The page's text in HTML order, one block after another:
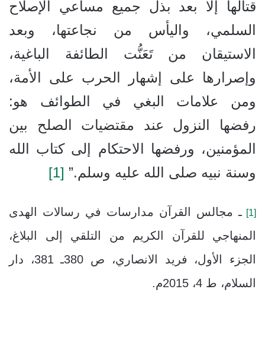
قتالها إلا بعد بذل جميع مساعي الإصلاح
السلمي، واليأس من نجاعتها، وبعد
الاستيقان من تَعَنُّت الطائفة الباغية،
وإصرارها على إشهار الحرب على الأمة،
ومن علامات البغي في الطوائف هو:
رفضها النزول عند مقتضيات الصلح بين
المؤمنين، ورفضها الاحتكام إلى كتاب الله
وسنة نبيه صلى الله عليه وسلم.” [1]
[1]
ـ مجالس القرآن مدارسات في رسالات الهدى
المنهاجي للقرآن الكريم من التلقي إلى البلاغ،
الجزء الأول، فريد الانصاري، ص 380ـ 381
، دار
السلام، ط 4، 2015م.